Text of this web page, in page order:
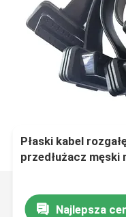
Płaski kabel
przedłużacz męski
Najlepsza